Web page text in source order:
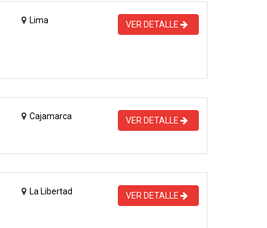
Lima VER DETALLE
Cajamarca VER DETALLE
La Libertad VER DETALLE